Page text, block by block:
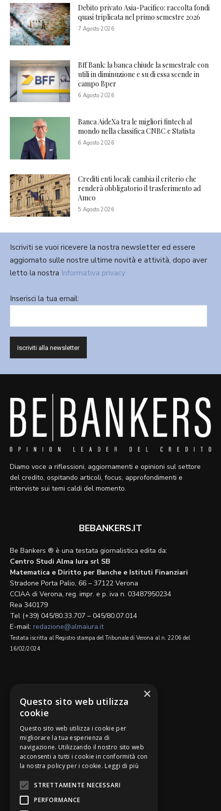
Debito privato Asia-Pacifico: raccolta fondi
quasi triplicata nel primo semestre 2026
7 Agosto 2026
Bff Bank: la banca chiude la semestrale con
utili in diminuzione e su di essa scende in
campo Bper
6 Agosto 2026
Banca AideXa tra le migliori fintech al
mondo nella classifica CNBC e Statista
6 Agosto 2026
Crediti enti locali: cambia il criterio che
renderà obbligatorio il trasferimento ad
Amco
5 Agosto 2026
Iscriviti se vuoi ricevere la nostra newsletter ed essere
aggiornato sulle nostre ultime novità e attività, dopo aver
letto la nostra Informativa privacy
Inserisci la tua email:
Diamo voce a riflessioni, aggiornamenti e opinioni sul settore
del credito, ospitando articoli, focus, approfondimenti e
interviste sui temi caldi del momento.
BEBANKERS.IT
Be Bankers ® è una testata giornalistica edita da:
Centro Studi Alma Iura srl SB
Matematica e Diritto per Banche e Istituti Finanziari
Stradone Porta Palio, 66 – 37122 Verona
CCIAA di Verona, reg. impr. e p. iva n. 03487950234
Rea 340179
Tel (+39) 045/80.33.707 – 045/80.07.014
E-mail: redazione@almaiura.it
Testata iscritta al Registro stampa del Tribunale di Verona al n. 2206 del
16/02/2024
Be Bankers è ideato da
×
Questo sito web utilizza
cookie
Questo sito web utilizza i cookie per
migliorare la tua esperienza di
navigazione. Utilizzando il nostro sito web
acconsenti a tutti i cookie in conformità con
la nostra policy per i cookie. Leggi di più
STRETTAMENTE NECESSARI
PERFORMANCE